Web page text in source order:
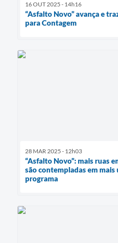
16 OUT 2025 - 14h16
“Asfalto Novo” avança e
para Contagem
28 MAR 2025 - 12h03
“Asfalto Novo”: mais ruas
são contempladas em mais
programa